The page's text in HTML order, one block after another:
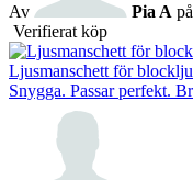
Av Pia A på
Verifierat köp
Ljusmanschett för
Snygga. Passar perfekt.